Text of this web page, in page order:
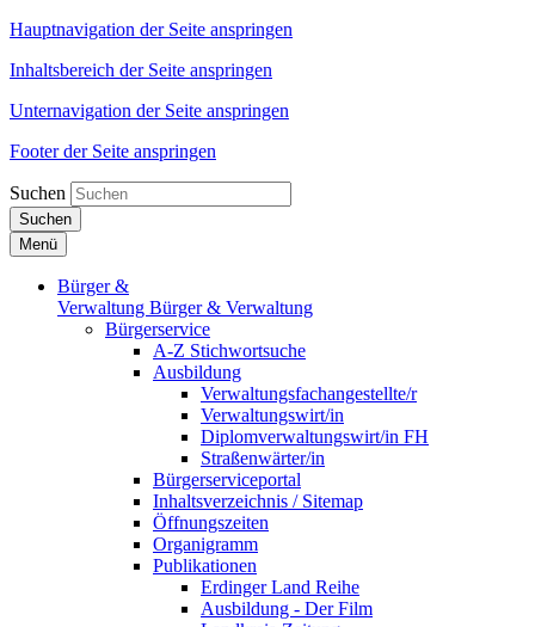
Hauptnavigation der Seite anspringen
Inhaltsbereich der Seite anspringen
Unternavigation der Seite anspringen
Footer der Seite anspringen
Suchen
Suchen
Menü
Bürger &
Verwaltung Bürger & Verwaltung
Bürgerservice
A-Z Stichwortsuche
Ausbildung
Verwaltungsfachangestellte/r
Verwaltungswirt/in
Diplomverwaltungswirt/in FH
Straßenwärter/in
Bürgerserviceportal
Inhaltsverzeichnis / Sitemap
Öffnungszeiten
Organigramm
Publikationen
Erdinger Land Reihe
Ausbildung - Der Film